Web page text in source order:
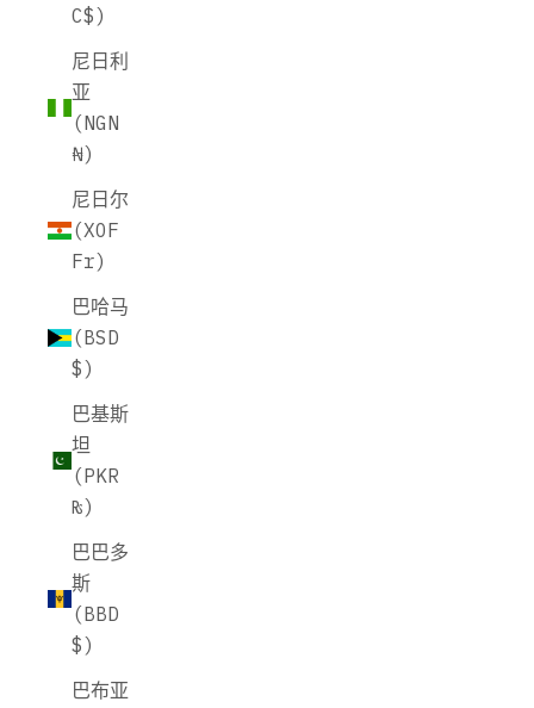
C$)
尼日利
亚
(NGN
₦)
尼日尔
(XOF
Fr)
巴哈马
(BSD
$)
巴基斯
坦
(PKR
₨)
巴巴多
斯
(BBD
$)
巴布亚